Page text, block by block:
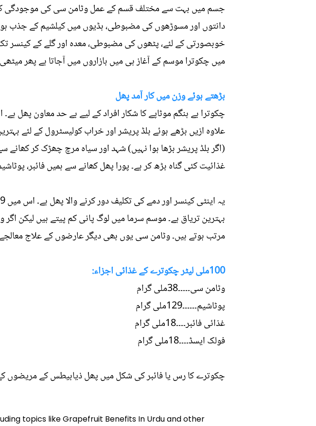
جسم میں بہت سے مختلف قسم کے عمل وٹامن سی کی موجودگی کے
دانتوں اور مسوڑھوں کی مضبوطی، ہڈیوں میں کیلشیم کے جذب
خوبصورتی کے لئے، پٹھوں کی مضبوطی، معدہ اور گلے کے
میں چکوترا موسم کے آغاز ہی میں بازاروں میں آجاتا ہے پھر میٹھی
بڑھتے ہوئے وزن میں کار آمد پھل
چکوترا بے ہنگم موٹاپے کا شکار افراد کے لیے بے حد معاون
علاوہ ازیں بڑھے ہوئے بلڈ پریشر اور خراب کولیسٹرول کے لئے
(اگر بلڈ پریشر بڑھا ہوا نہیں) شہد اور سیاہ مرچ چھڑک کر
غذائیت کئی گناہ بڑھ کر ہے۔ پورا پھل کھانے سے ہمیں فائبر،
بہترین تریاق ہے۔ موسم سرما میں لوگ پانی کم پیتے ہیں لیکن
مرتب ہوتے ہیں۔ وٹامن سی یوں بھی دیگر عارضوں کے علاج
100ملی لیٹر چکوترے کے غذائی اجزاء:
وٹامن سی۔۔۔۔۔38ملی گرام
پوٹاشیم۔۔۔۔۔۔129ملی گرام
غذائی فائبر۔۔۔۔18ملی گرام
فولک ایسڈ۔۔۔۔18ملی گرام
چکوترے کا رس یا فائبر کی شکل میں پھل ذیابیطس کے مریضوں
topics like Grapefruit Benefits In Urdu and other